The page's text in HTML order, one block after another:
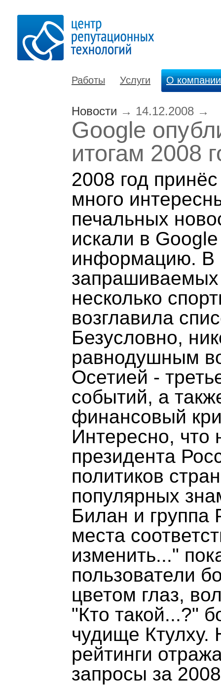
Работы Услуги О компании
Новости → 14.12.2008 →
Google
итогам 2008
2008 год
много
печальных
искали в
информацию. В
несколько
возглавила
Безусловно,
равнодушным
Осетией -
событий, а
финансовый
Интересно,
президента
политиков
популярных
Билан и группа
места
изменить..."
пользователи
цветом глаз,
"Кто такой...?"
чудище Ктулху.
рейтинги
запросы за